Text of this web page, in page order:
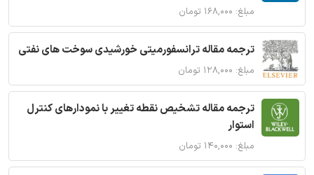
مبلغ: ۱۶۸,۰۰۰ تومان
ترجمه مقاله ترانسفورمیتی خورشیدی سوخت های نفتی
مبلغ: ۱۲۸,۰۰۰ تومان
ترجمه مقاله تشخیص نقطه تغییر با نمودارهای کنترل
استوار
مبلغ: ۱۴۰,۰۰۰ تومان